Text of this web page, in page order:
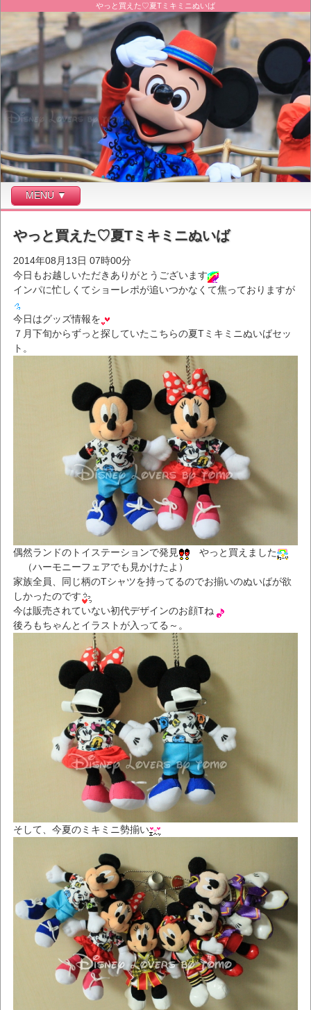
やっと買えた♡夏Tミキミニぬいば
MENU ▼
やっと買えた♡夏Tミキミニぬいば
2014年08月13日 07時00分
今日もお越しいただきありがとうございます
インパに忙しくてショーレポが追いつかなくて焦っておりますが
今日はグッズ情報を
７月下旬からずっと探していたこちらの夏Tミキミニぬいばセッ
ト。
偶然ランドのトイステーションで発見
やっと買えました
（ハーモニーフェアでも見かけたよ）
家族全員、同じ柄のTシャツを持ってるのでお揃いのぬいばが欲
しかったのです
今は販売されていない初代デザインのお顔Tね
後ろもちゃんとイラストが入ってる～。
そして、今夏のミキミニ勢揃い